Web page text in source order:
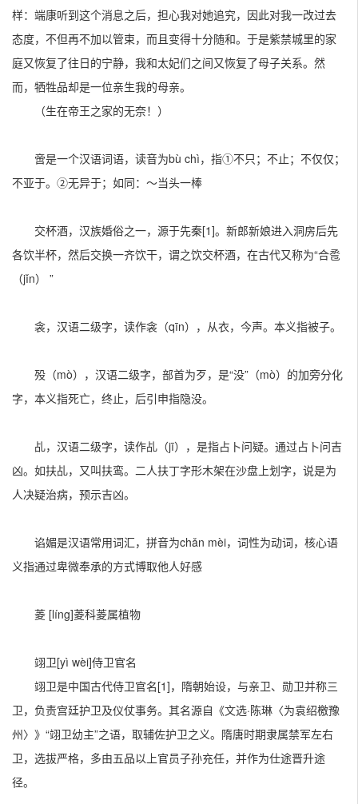
样：端康听到这个消息之后，担心我对她追究，因此对我一改过去
态度，不但再不加以管束，而且变得十分随和。于是紫禁城里的家
庭又恢复了往日的宁静，我和太妃们之间又恢复了母子关系。然
而，牺牲品却是一位亲生我的母亲。
（生在帝王之家的无奈！）
啻是一个汉语词语，读音为bù chì，指①不只；不止；不仅仅；
不亚于。②无异于；如同：～当头一棒
交杯酒，汉族婚俗之一，源于先秦[1]。新郎新娘进入洞房后先
各饮半杯，然后交换一齐饮干，谓之饮交杯酒，在古代又称为“合卺
（jǐn） ”
衾，汉语二级字，读作衾（qīn），从衣，今声。本义指被子。
殁（mò），汉语二级字，部首为歹，是“没”（mò）的加旁分化
字，本义指死亡，终止，后引申指隐没。
乩，汉语二级字，读作乩（jī），是指占卜问疑。通过占卜问吉
凶。如扶乩，又叫扶鸾。二人扶丁字形木架在沙盘上划字，说是为
人决疑治病，预示吉凶。
谄媚是汉语常用词汇，拼音为chǎn mèi，词性为动词，核心语
义指通过卑微奉承的方式博取他人好感
菱 [líng]菱科菱属植物
翊卫[yì wèi]侍卫官名
翊卫是中国古代侍卫官名[1]，隋朝始设，与亲卫、勋卫并称三
卫，负责宫廷护卫及仪仗事务。其名源自《文选·陈琳〈为袁绍檄豫
州〉》“翊卫幼主”之语，取辅佐护卫之义。隋唐时期隶属禁军左右
卫，选拔严格，多由五品以上官员子孙充任，并作为仕途晋升途
径。